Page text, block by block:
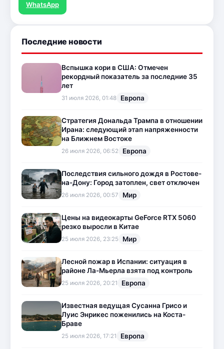
WhatsApp
Последние новости
Вспышка кори в США: Отмечен
рекордный показатель за последние 35
лет
31 июля 2026, 01:48 Европа
Стратегия Дональда Трампа в отношении
Ирана: следующий этап напряженности
на Ближнем Востоке
26 июля 2026, 06:52 Европа
Последствия сильного дождя в Ростове-
на-Дону: Город затоплен, свет отключен
26 июля 2026, 00:57 Мир
Цены на видеокарты GeForce RTX 5060
резко выросли в Китае
25 июля 2026, 23:25 Мир
Лесной пожар в Испании: ситуация в
районе Ла-Мьерла взята под контроль
25 июля 2026, 20:21 Европа
Известная ведущая Сусанна Грисо и
Луис Энрикес поженились на Коста-
Браве
25 июля 2026, 17:21 Европа